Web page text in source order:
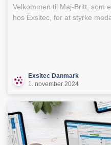
Velkommen til Maj-Britt, som
hos Exsitec, for at styrke
Exsitec Danmark
1. november 2024